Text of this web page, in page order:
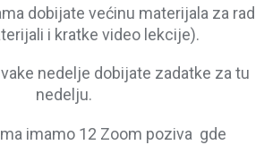
dobijate većinu materijala za rad
i kratke video lekcije).
nedelje dobijate zadatke za tu
nedelju.
imamo 12 Zoom poziva gde